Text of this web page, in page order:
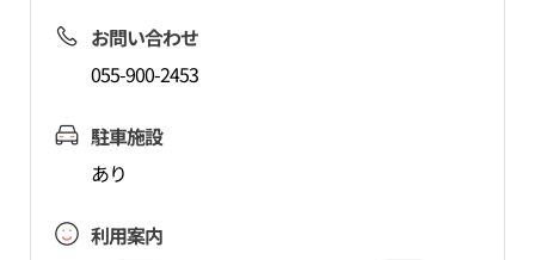
お問い合わせ
055-900-2453
駐車施設
あり
利用案内